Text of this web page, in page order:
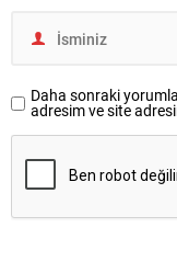
Daha sonraki
adresim ve site